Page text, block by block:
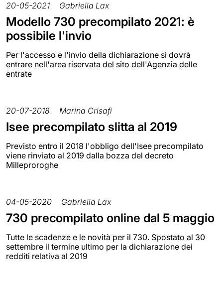
20-05-2021 Gabriella Lax
Modello 730 precompilato 2021: è
possibile l'invio
Per l'accesso e l'invio della dichiarazione si dovrà
entrare nell'area riservata del sito dell'Agenzia delle
entrate
20-07-2018 Marina Crisafi
Isee precompilato slitta al 2019
Previsto entro il 2018 l'obbligo dell'Isee precompilato
viene rinviato al 2019 dalla bozza del decreto
Milleproroghe
04-05-2020 Gabriella Lax
730 precompilato online dal 5 maggio
Tutte le scadenze e le novità per il 730. Spostato al 30
settembre il termine ultimo per la dichiarazione dei
redditi relativa al 2019